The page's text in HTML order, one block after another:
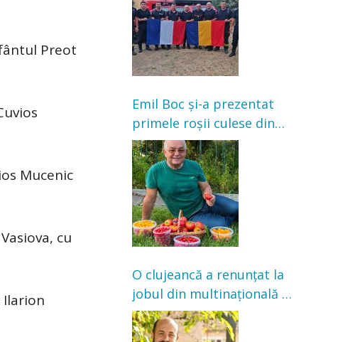
Preot
Mucenic
cu
Ilarion
pădure
Emil Boc și-a prezentat
primele roșii culese din
grădină: „Niciun magazin
nu poate oferi această
satisfacție”
O clujeancă a renunțat la
jobul din multinațională și
s-a mutat la țară. Acum
cultivă legume în grădina